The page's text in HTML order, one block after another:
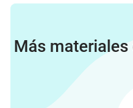
Más